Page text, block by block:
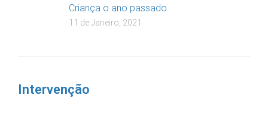
Criança o ano passado
11 de Janeiro, 2021
Intervenção